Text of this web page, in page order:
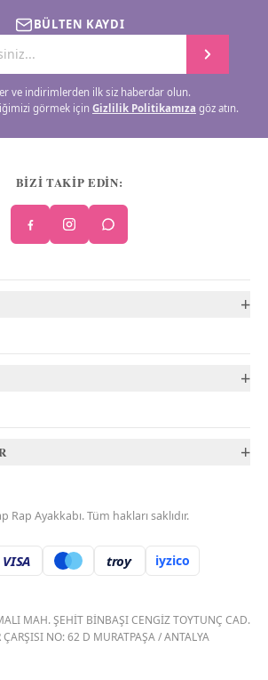
BÜLTEN KAYDI
ve indirimlerden ilk siz haberdar olun.
görmek için Gizlilik Politikamıza göz atın.
BİZİ TAKİP EDİN:
+
+
+
Rap Ayakkabı. Tüm hakları saklıdır.
VISA troy. iyzico
MAH. ŞEHİT BİNBAŞI CENGİZ TOYTUNÇ CAD.
NO: 62 D MURATPAŞA / ANTALYA